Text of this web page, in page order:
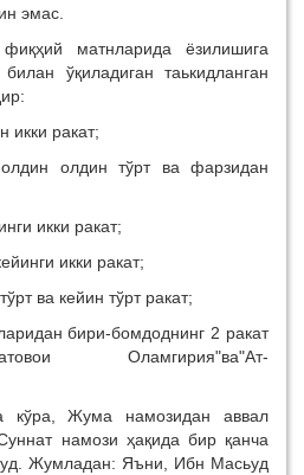
эмас.
матнларида ёзилишига
ўқиладиган таькидланган
икки ракат;
олдин тўрт ва фарзидан
икки ракат;
икки ракат;
ва кейин тўрт ракат;
бири-бомдоднинг 2 ракат
Оламгирия"ва"Ат-
кўра, Жума намозидан аввал
намози ҳақида бир қанча
Жумладан: Яъни, Ибн Масьуд